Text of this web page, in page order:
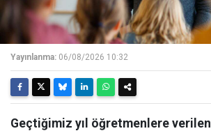
Yayınlanma: 06/08/2026 10:32
Geçtiğimiz yıl öğretmenlere